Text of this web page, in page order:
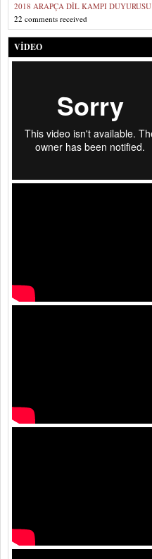
2018 ARAPÇA DİL KAMPI DUYURUSU
22 comments received
VIDEO